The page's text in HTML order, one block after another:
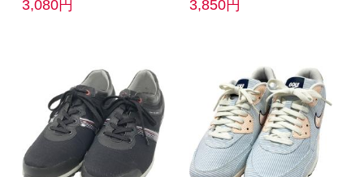
3,080円 3,850円